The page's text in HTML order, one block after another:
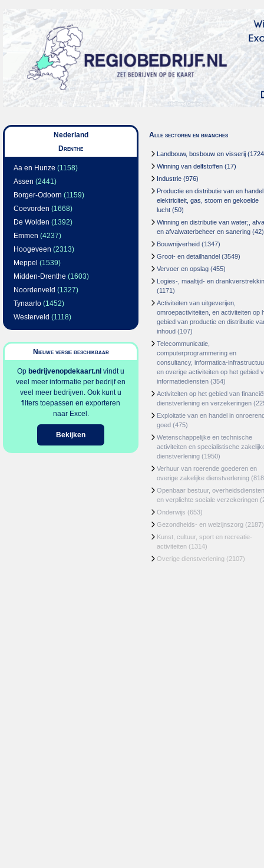
Nederland
Drenthe
Aa en Hunze (1158)
Assen (2441)
Borger-Odoorn (1159)
Coevorden (1668)
De Wolden (1392)
Emmen (4237)
Hoogeveen (2313)
Meppel (1539)
Midden-Drenthe (1603)
Noordenveld (1327)
Tynaarlo (1452)
Westerveld (1118)
Nieuwe versie beschikbaar
Op bedrijvenopdekaart.nl vindt u
veel meer informatie per bedrijf en
veel meer bedrijven. Ook kunt u
filters toepassen en exporteren
naar Excel.
Bekijken
Alle sectoren en branches
Landbouw, bosbouw en visserij
Winning van delfstoffen (17)
Industrie (976)
Productie en distributie van en
elektriciteit, gas, stoom en gekoelde
lucht (50)
Winning en distributie van water;,
en afvalwaterbeheer en sanering (42)
Bouwnijverheid (1347)
Groot- en detailhandel (3549)
Vervoer en opslag (455)
Logies-, maaltijd- en
(1171)
Activiteiten van uitgeverijen,
omroepactiviteiten, en activiteiten op
gebied van productie en distributie
inhoud (107)
Telecommunicatie,
computerprogrammering en
consultancy, informatica-
en overige activiteiten op het gebied
informatiediensten (354)
Activiteiten op het gebied van
dienstverlening en verzekeringen
Exploitatie van en handel in
goed (475)
Wetenschappelijke en technische
activiteiten en specialistische
dienstverlening (1950)
Verhuur van roerende goederen en
overige zakelijke dienstverlening
Openbaar bestuur, overheidsdiensten
en verplichte sociale verzekeringen
Onderwijs (653)
Gezondheids- en welzijnszorg (2187)
Kunst, cultuur, sport en recreatie-
activiteiten (1314)
Overige dienstverlening (2107)